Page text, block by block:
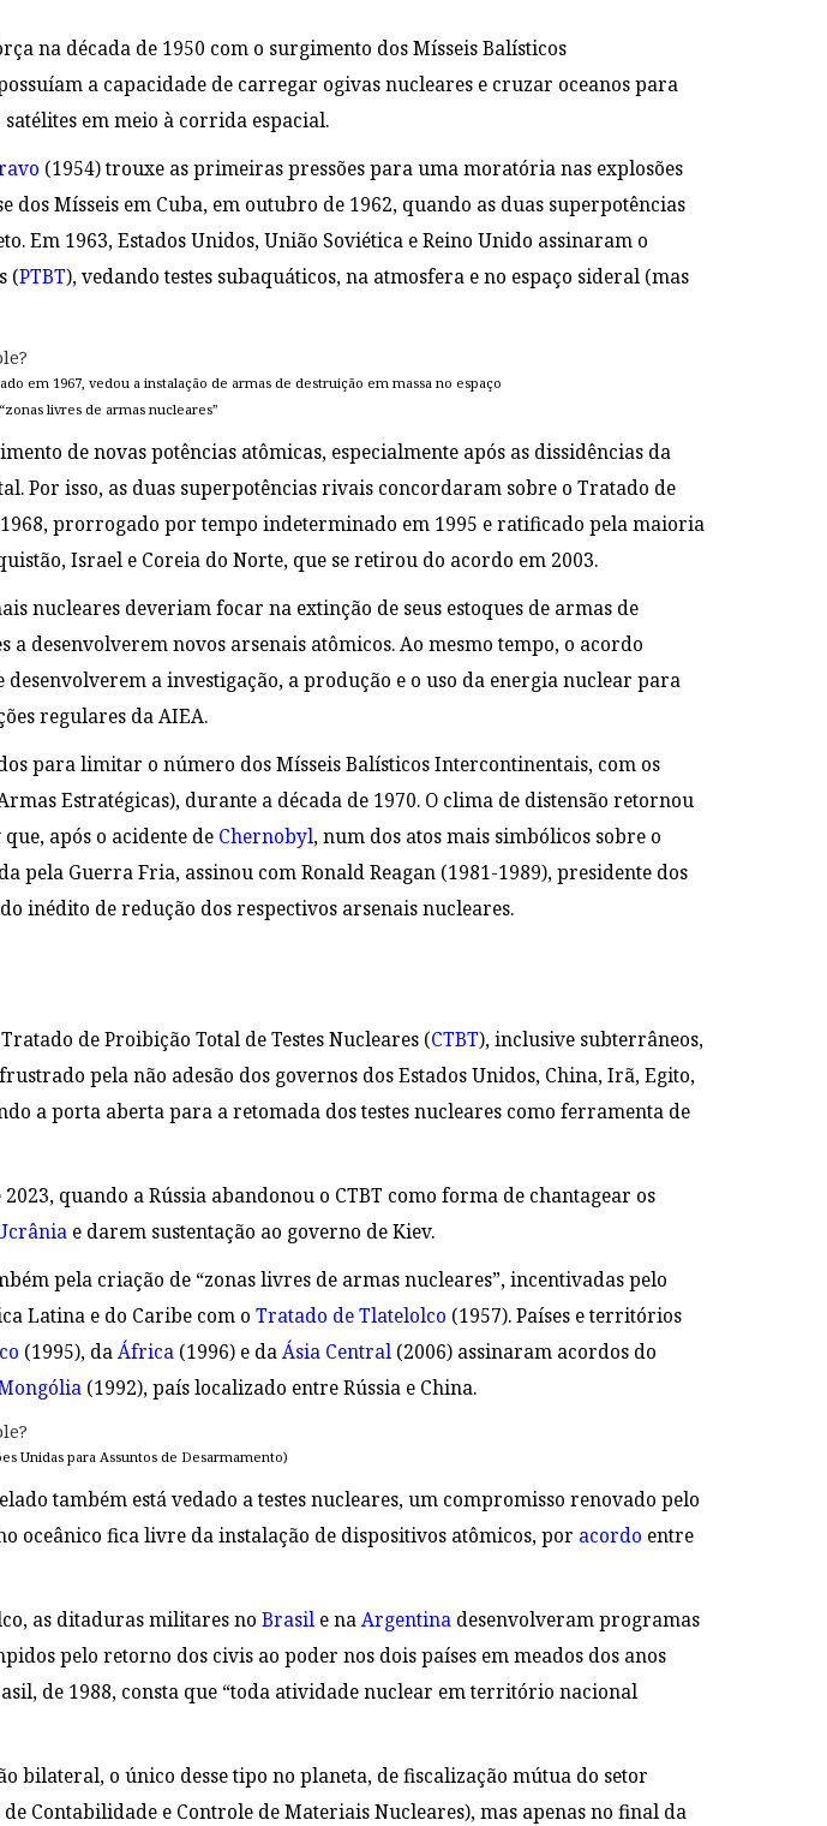
na década de 1950 com o surgimento dos Mísseis Balísticos
a capacidade de carregar ogivas nucleares e cruzar oceanos para
em meio à corrida espacial.
(1954) trouxe as primeiras pressões para uma moratória nas explosões
dos Mísseis em Cuba, em outubro de 1962, quando as duas superpotências
Em 1963, Estados Unidos, União Soviética e Reino Unido assinaram o
(PTBT), vedando testes subaquáticos, na atmosfera e no espaço sideral (mas
em 1967, vedou a instalação de armas de destruição em massa no espaço
“zonas livres de armas nucleares”
de novas potências atômicas, especialmente após as dissidências da
Por isso, as duas superpotências rivais concordaram sobre o Tratado de
1968, prorrogado por tempo indeterminado em 1995 e ratificado pela maioria
Israel e Coreia do Norte, que se retirou do acordo em 2003.
nucleares deveriam focar na extinção de seus estoques de armas de
desenvolverem novos arsenais atômicos. Ao mesmo tempo, o acordo
a investigação, a produção e o uso da energia nuclear para
regulares da AIEA.
para limitar o número dos Mísseis Balísticos Intercontinentais, com os
Estratégicas), durante a década de 1970. O clima de distensão retornou
após o acidente de Chernobyl, num dos atos mais simbólicos sobre o
Guerra Fria, assinou com Ronald Reagan (1981-1989), presidente dos
inédito de redução dos respectivos arsenais nucleares.
de Proibição Total de Testes Nucleares (CTBT), inclusive subterrâneos,
pela não adesão dos governos dos Estados Unidos, China, Irã, Egito,
a porta aberta para a retomada dos testes nucleares como ferramenta de
quando a Rússia abandonou o CTBT como forma de chantagear os
e darem sustentação ao governo de Kiev.
pela criação de “zonas livres de armas nucleares”, incentivadas pelo
Latina e do Caribe com o Tratado de Tlatelolco (1957). Países e territórios
(1995), daÁfrica (1996) e daÁsia Central (2006) assinaram acordos do
(1992), país localizado entre Rússia e China.
Unidas para Assuntos de Desarmamento)
também está vedado a testes nucleares, um compromisso renovado pelo
oceânico fica livre da instalação de dispositivos atômicos, por acordo entre
as ditaduras militares no Brasil e naArgentina desenvolveram programas
pelo retorno dos civis ao poder nos dois países em meados dos anos
de 1988, consta que “toda atividade nuclear em território nacional
bilateral, o único desse tipo no planeta, de fiscalização mútua do setor
Contabilidade e Controle de Materiais Nucleares), mas apenas no final da